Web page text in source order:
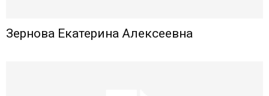
Зернова Екатерина Алексеевна